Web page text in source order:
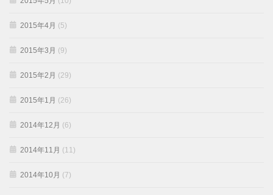
2015年4月 (5)
2015年3月 (9)
2015年2月 (29)
2015年1月 (26)
2014年12月 (6)
2014年11月 (11)
2014年10月 (7)